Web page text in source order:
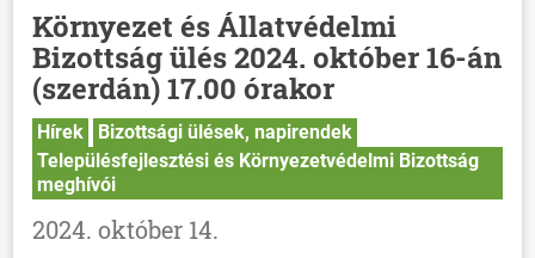
Környezet és Állatvédelmi
Bizottság ülés 2024. október 16-án
(szerdán) 17.00 órakor
Hírek
Bizottsági ülések, napirendek
Településfejlesztési és Környezetvédelmi Bizottság
meghívói
2024. október 14.